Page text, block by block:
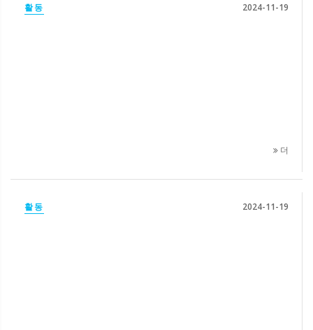
활동 2024-11-19
더
활동 2024-11-19